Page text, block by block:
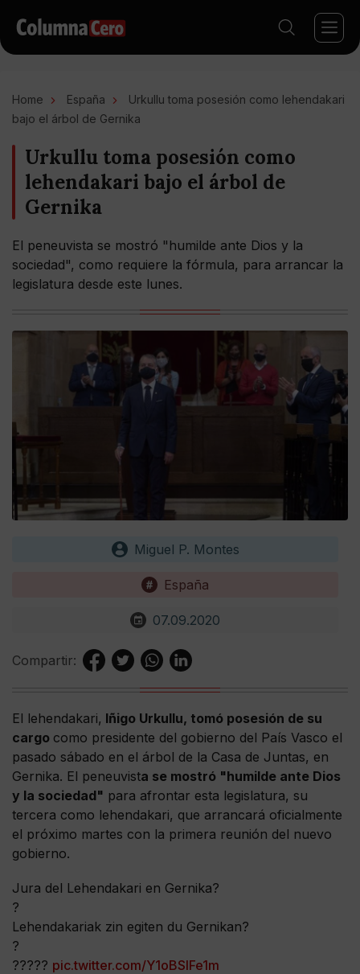
Home España
Urkullu toma posesión como lehendakari
bajo el árbol de Gernika
Urkullu toma posesión como
lehendakari bajo el árbol de
Gernika
El peneuvista se mostró "humilde ante Dios y la
sociedad", como requiere la fórmula, para arrancar la
legislatura desde este lunes.
Miguel P. Montes
España
07.09.2020
Compartir:
El lehendakari, Iñigo Urkullu, tomó posesión de su
cargo como presidente del gobierno del País Vasco el
pasado sábado en el árbol de la Casa de Juntas, en
Gernika. El peneuvista se mostró "humilde ante Dios
y la sociedad" para afrontar esta legislatura, su
tercera como lehendakari, que arrancará oficialmente
el próximo martes con la primera reunión del nuevo
gobierno.
Jura del Lehendakari en Gernika?
?
Lehendakariak zin egiten du Gernikan?
?
????? pic.twitter.com/Y1oBSIFe1m